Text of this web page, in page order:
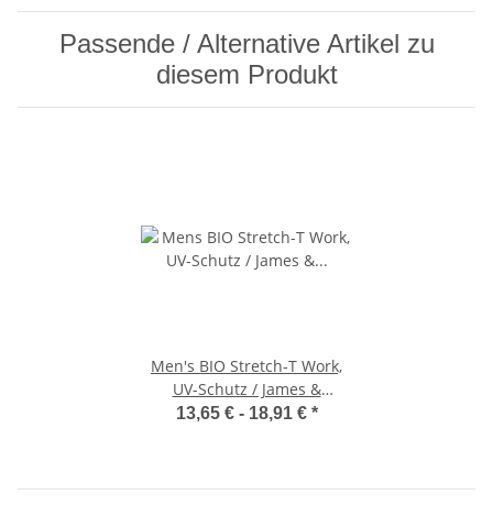
Passende / Alternative Artikel zu
diesem Produkt
Men's BIO Stretch-T Work,
UV-Schutz / James &
Nicholson JN1802
13,65 € - 18,91 € *